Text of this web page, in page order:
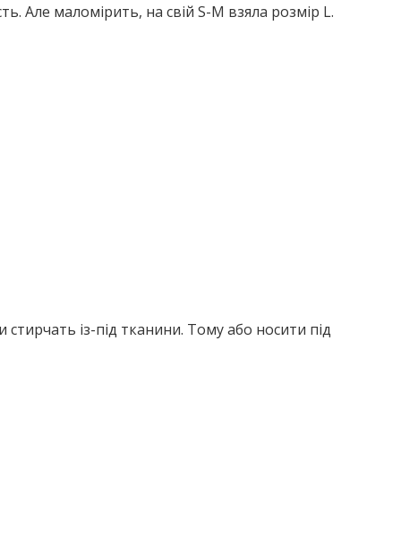
Але маломірить, на свій S-M взяла розмір L.
із-під тканини. Тому або носити під